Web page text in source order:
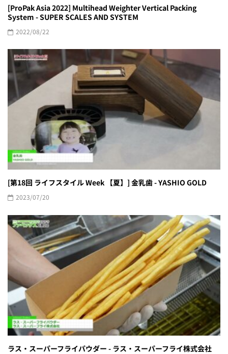
[ProPak Asia 2022] Multihead Weighter Vertical Packing
System - SUPER SCALES AND SYSTEM
2022/08/22
[第18回 ライフスタイル Week 【夏】] 金乳歯 - YASHIO GOLD
2023/07/20
ラス・スーパーフライパウダー - ラス・スーパーフライ株式会社